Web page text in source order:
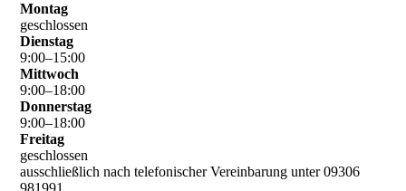
Montag
geschlossen
Dienstag
9:00–15:00
Mittwoch
9:00–18:00
Donnerstag
9:00–18:00
Freitag
geschlossen
ausschließlich nach telefonischer Vereinbarung unter 09306